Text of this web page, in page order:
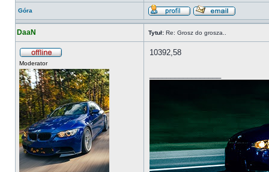
Góra
DaaN Tytuł: Re: Grosz do grosza..
Moderator
10392,58